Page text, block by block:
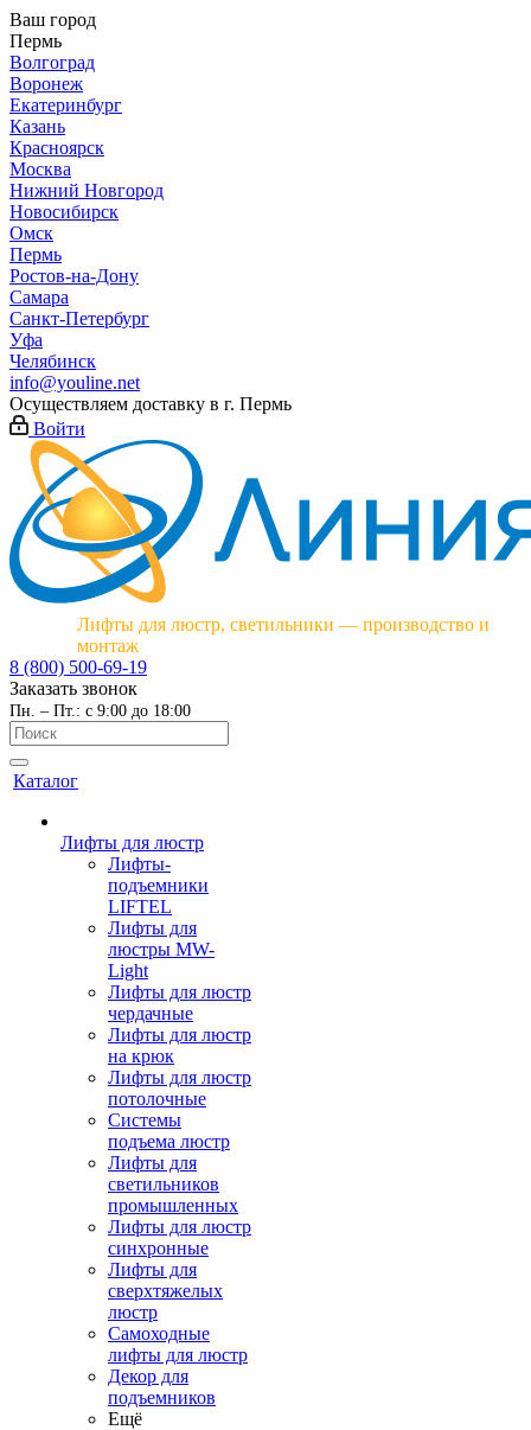
Ваш город
Пермь
Волгоград
Воронеж
Екатеринбург
Казань
Красноярск
Москва
Нижний Новгород
Новосибирск
Омск
Пермь
Ростов-на-Дону
Самара
Санкт-Петербург
Уфа
Челябинск
info@youline.net
Осуществляем доставку в г. Пермь
Войти
Лифты для люстр, светильники — производство и
монтаж
8 (800) 500-69-19
Заказать звонок
Пн. – Пт.: с 9:00 до 18:00
Каталог
Лифты для люстр
Лифты-
подъемники
LIFTEL
Лифты для
люстры MW-
Light
Лифты для люстр
чердачные
Лифты для люстр
на крюк
Лифты для люстр
потолочные
Системы
подъема люстр
Лифты для
светильников
промышленных
Лифты для люстр
синхронные
Лифты для
сверхтяжелых
люстр
Самоходные
лифты для люстр
Декор для
подъемников
Ещё